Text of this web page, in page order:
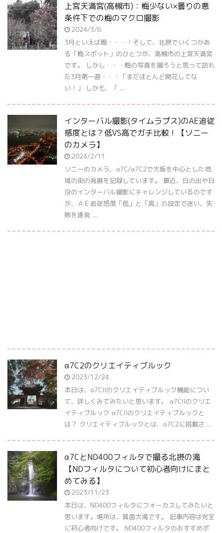
上宮天満宮(高槻市)：梅少ない×曇りの悪
条件下での梅のマクロ撮影
2024/3/6
3月といえば梅・・・！そして、北摂でいくつかあ
る「梅スポット」のひとつが、高槻市の上宮天満宮
です。 しかし・・・梅の写真を撮ろうと思って訪れ
た3月第一週・・・「まだほとんど開花してな
い！」 しかも、「 ...
インターバル撮影(タイムラプス)のAE追従
感度とは？低VS高でガチ比較！【ソニー
のカメラ】
2024/2/11
ソニーのカメラ、α7C/α7C2で大阪を中心とした地
域の街の発展を記録しています。 最近、日の出や日
没のインターバル撮影にチャレンジしているのです
が、ＡＥ追従感度「低」と「高」の設定で迷い、失
敗を連発 ...
α7C2のクリエイティブルック
2023/12/24
本日は、α7CIIのクリエイティブルック機能につい
て、詳しくみてみたいと思います。 α7CIIのクリエ
イティブルック α7CIIのクリエイティブルックと
は？ クリエイティブルックとは、α7C2に搭載さ ...
α7CとND400フィルタで撮る北摂の滝
【NDフィルタについて初心者向けにまと
めてみる】
2023/11/23
本日は、ND400フィルタにフォーカスしてみたいと
思います。場所は、箕面大滝です。 記事内容は完全
に初心者向けです。 ND400フィルタのおすすめポ